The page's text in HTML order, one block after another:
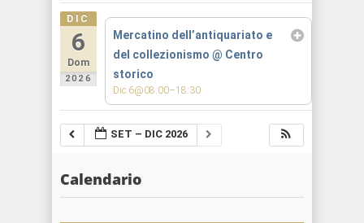
DIC
6
Dom
2026
Mercatino dell’antiquariato e
del collezionismo @ Centro
storico
Dic 6@08:00–18:30
SET – DIC 2026
Calendario